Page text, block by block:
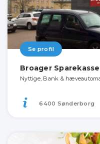
Se profil
Broager
Nyttige, Bank &
6400 Sønderborg